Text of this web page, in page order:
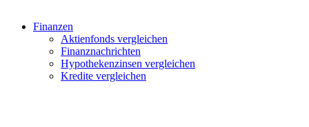
Finanzen
Aktienfonds vergleichen
Finanznachrichten
Hypothekenzinsen vergleichen
Kredite vergleichen